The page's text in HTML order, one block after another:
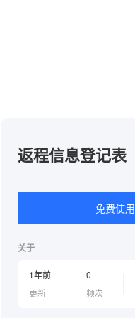
返程信息登记表
免费使用
关于
1年前
更新
0
频次